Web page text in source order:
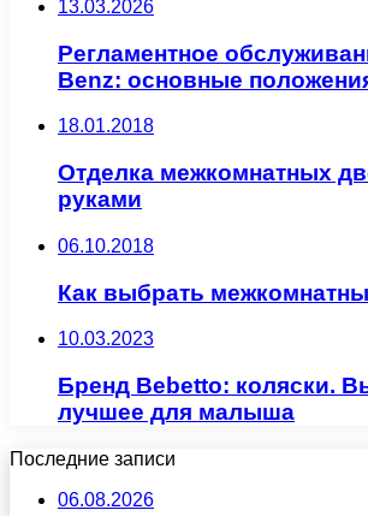
13.03.2026
Регламентное
Benz: основные
18.01.2018
Отделка межкомнатных
руками
06.10.2018
Как выбрать
10.03.2023
Бренд Bebetto: коляски.
лучшее для малыша
Последние записи
06.08.2026